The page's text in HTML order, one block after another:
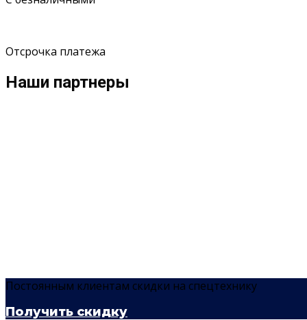
Отсрочка платежа
Наши партнеры
Постоянным клиентам скидки на спецтехнику
Получить скидку